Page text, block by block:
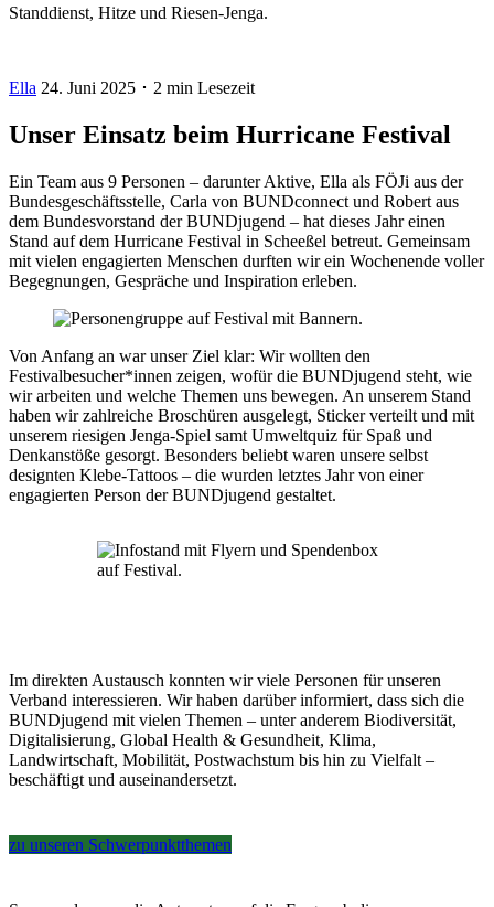
Standdienst, Hitze und Riesen-Jenga.
Ella 24. Juni 2025 ･ 2 min Lesezeit
Unser Einsatz beim Hurricane Festival
Ein Team aus 9 Personen – darunter Aktive, Ella als FÖJi aus der
Bundesgeschäftsstelle, Carla von BUNDconnect und Robert aus
dem Bundesvorstand der BUNDjugend – hat dieses Jahr einen
Stand auf dem Hurricane Festival in Scheeßel betreut. Gemeinsam
mit vielen engagierten Menschen durften wir ein Wochenende voller
Begegnungen, Gespräche und Inspiration erleben.
Von Anfang an war unser Ziel klar: Wir wollten den
Festivalbesucher*innen zeigen, wofür die BUNDjugend steht, wie
wir arbeiten und welche Themen uns bewegen. An unserem Stand
haben wir zahlreiche Broschüren ausgelegt, Sticker verteilt und mit
unserem riesigen Jenga-Spiel samt Umweltquiz für Spaß und
Denkanstöße gesorgt. Besonders beliebt waren unsere selbst
designten Klebe-Tattoos – die wurden letztes Jahr von einer
engagierten Person der BUNDjugend gestaltet.
Im direkten Austausch konnten wir viele Personen für unseren
Verband interessieren. Wir haben darüber informiert, dass sich die
BUNDjugend mit vielen Themen – unter anderem Biodiversität,
Digitalisierung, Global Health & Gesundheit, Klima,
Landwirtschaft, Mobilität, Postwachstum bis hin zu Vielfalt –
beschäftigt und auseinandersetzt.
zu unseren Schwerpunktthemen